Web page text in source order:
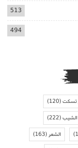
513
494
تسكت(120)
الشيب(222)
الشعر(163)